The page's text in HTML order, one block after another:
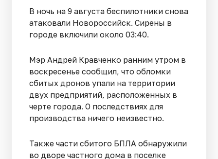
В ночь на 9 августа беспилотники снова
атаковали Новороссийск. Сирены в
городе включили около 03:40.
Мэр Андрей Кравченко ранним утром в
воскресенье сообщил, что обломки
сбитых дронов упали на территории
двух предприятий, расположенных в
черте города. О последствиях для
производства ничего неизвестно.
Также части сбитого БПЛА обнаружили
во дворе частного дома в поселке